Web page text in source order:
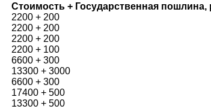
Стоимость + Государственная пошлина,
2200 + 200
2200 + 200
2200 + 200
2200 + 100
6600 + 300
13300 + 3000
6600 + 300
17400 + 500
13300 + 500